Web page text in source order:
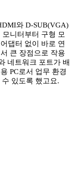
와 D-SUB(VGA)
니터부터 구형 모
댑터 없이 바로 연
큰 장점으로 작용
네트워크 포트가 배
PC로서 업무 환경
있도록 했고요.